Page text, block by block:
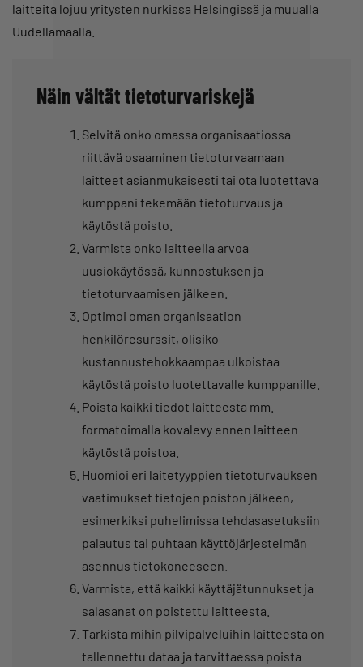
laitteita lojuu yritysten nurkissa Helsingissä ja muualla
Uudellamaalla.
Näin vältät tietoturvariskejä
Selvitä onko omassa organisaatiossa
riittävä osaaminen tietoturvaamaan
laitteet asianmukaisesti tai ota luotettava
kumppani tekemään tietoturvaus ja
käytöstä poisto.
Varmista onko laitteella arvoa
uusiokäytössä, kunnostuksen ja
tietoturvaamisen jälkeen.
Optimoi oman organisaation
henkilöresurssit, olisiko
kustannustehokkaampaa ulkoistaa
käytöstä poisto luotettavalle kumppanille.
Poista kaikki tiedot laitteesta mm.
formatoimalla kovalevy ennen laitteen
käytöstä poistoa.
Huomioi eri laitetyyppien tietoturvauksen
vaatimukset tietojen poiston jälkeen,
esimerkiksi puhelimissa tehdasasetuksiin
palautus tai puhtaan käyttöjärjestelmän
asennus tietokoneeseen.
Varmista, että kaikki käyttäjätunnukset ja
salasanat on poistettu laitteesta.
Tarkista mihin pilvipalveluihin laitteesta on
tallennettu dataa ja tarvittaessa poista